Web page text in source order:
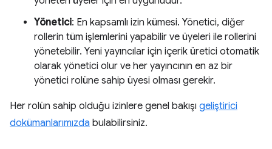
Yönetici: En kapsamlı izin kümesi. Yönetici, diğer
rollerin tüm işlemlerini yapabilir ve üyeleri ile rollerini
yönetebilir. Yeni yayıncılar için içerik üretici otomatik
olarak yönetici olur ve her yayıncının en az bir
yönetici rolüne sahip üyesi olması gerekir.
Her rolün sahip olduğu izinlere genel bakışı geliştirici
dokümanlarımızda bulabilirsiniz.